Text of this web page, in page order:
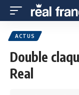
ACTUS
Double
Real